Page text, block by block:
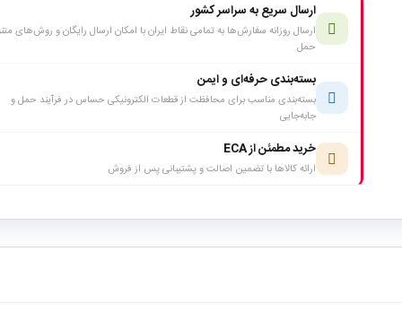
ارسال سریع به سراسر کشور
ارسال روزانه سفارش‌ها به تمامی نقاط ایران با امکان ارسال رایگان و روش‌های
حمل
بسته‌بندی حرفه‌ای و ایمن
بسته‌بندی مناسب برای محافظت از قطعات الکترونیکی حساس در فرآیند حمل و
جابه‌جایی
خرید مطمئن از ECA
ارائه کالاها با تضمین اصالت و پشتیبانی پس از فروش